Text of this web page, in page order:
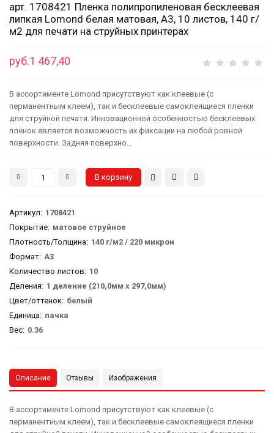
арт. 1708421 Пленка полипропиленовая бесклеевая
липкая Lomond белая матовая, А3, 10 листов, 140 г/
м2 для печати на струйных принтерах
руб.1 467,40
В ассортименте Lomond присутствуют как клеевые (с
перманентным клеем), так и бесклеевые самоклеящиеся пленки
для струйной печати. Инновационной особенностью бесклеевых
пленок является возможность их фиксации на любой ровной
поверхности. Задняя поверхно...
Артикул: 1708421
Покрытие: матовое струйное
Плотность/Толщина: 140 г/м2 / 220 микрон
Формат: А3
Количество листов: 10
Деления: 1 деление (210,0мм х 297,0мм)
Цвет/оттенок: белый
Единица: пачка
Вес: 0.36
Описание Отзывы Изображения
В ассортименте Lomond присутствуют как клеевые (с
перманентным клеем), так и бесклеевые самоклеящиеся пленки